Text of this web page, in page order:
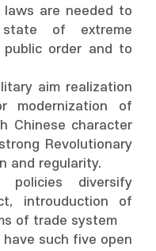
laws are needed to
of extreme
order and to
aim realization
modernization of
Chinese character
Revolutionary
and regularity.
policies diversify
introuduction of
of trade system
such five open